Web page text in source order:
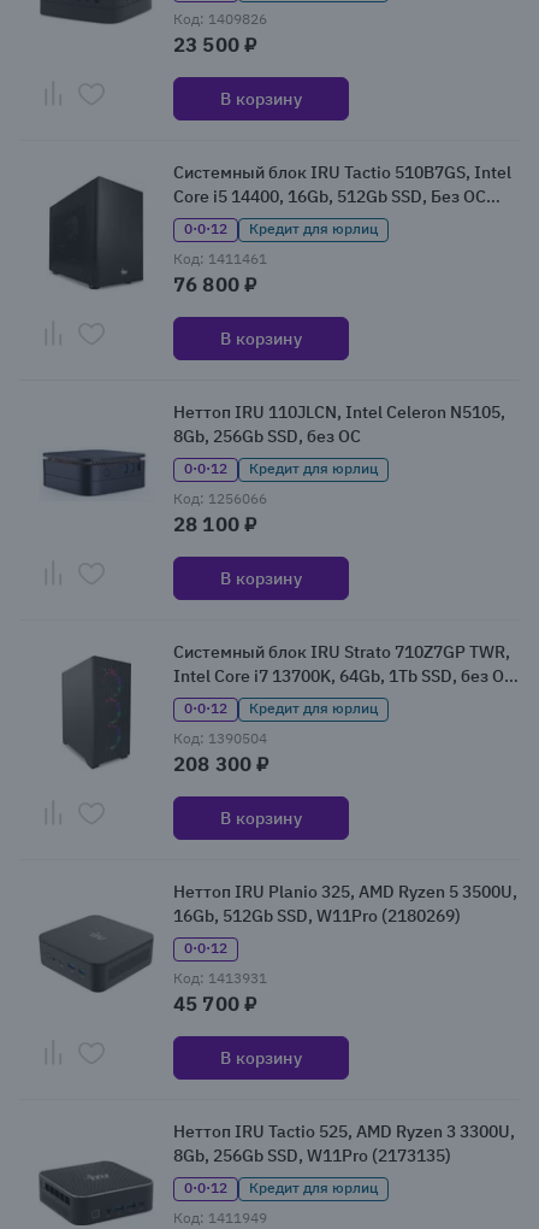
Код: 1409826
23 500 ₽
В корзину
Системный блок IRU Tactio 510B7GS, Intel
Core i5 14400, 16Gb, 512Gb SSD, Без ОС
(2163716)
0·0·12
Кредит для юрлиц
Код: 1411461
76 800 ₽
В корзину
Неттоп IRU 110JLCN, Intel Celeron N5105,
8Gb, 256Gb SSD, без ОС
0·0·12
Кредит для юрлиц
Код: 1256066
28 100 ₽
В корзину
Системный блок IRU Strato 710Z7GP TWR,
Intel Core i7 13700K, 64Gb, 1Tb SSD, без ОС
(2135204)
0·0·12
Кредит для юрлиц
Код: 1390504
208 300 ₽
В корзину
Неттоп IRU Planio 325, AMD Ryzen 5 3500U,
16Gb, 512Gb SSD, W11Pro (2180269)
0·0·12
Код: 1413931
45 700 ₽
В корзину
Неттоп IRU Tactio 525, AMD Ryzen 3 3300U,
8Gb, 256Gb SSD, W11Pro (2173135)
0·0·12
Кредит для юрлиц
Код: 1411949